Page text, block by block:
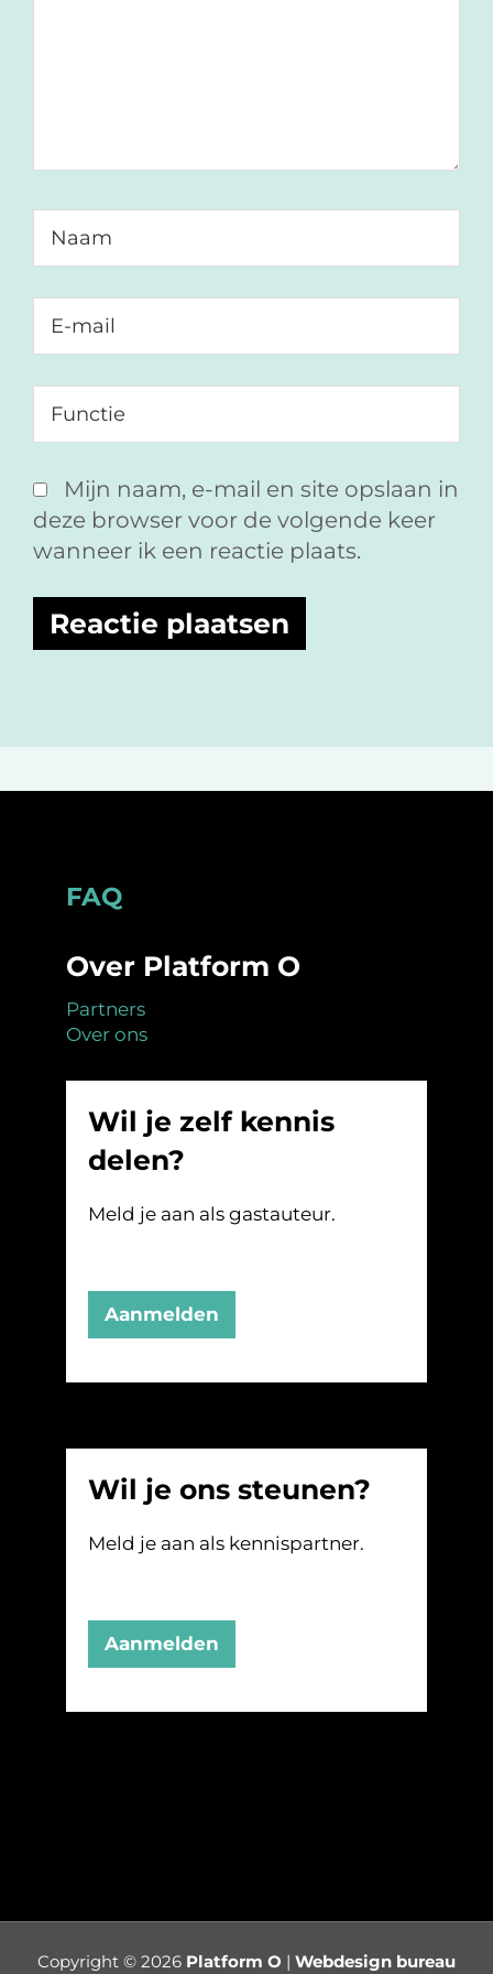
Mijn naam, e-mail en site opslaan in
deze browser voor de volgende keer
wanneer ik een reactie plaats.
Footer
FAQ
Over Platform O
Partners
Over ons
Wil je zelf kennis
delen?
Meld je aan als gastauteur.
Aanmelden
Wil je ons steunen?
Meld je aan als kennispartner.
Aanmelden
Copyright © 2026 Platform O | Webdesign bureau